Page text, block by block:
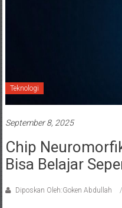
Teknologi
September 8, 2025
Chip
Bisa Belajar
Diposkan Oleh:Goken Abdullah